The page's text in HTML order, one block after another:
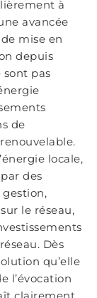
à
avancée
mise en
depuis
sont pas
de
locale,
des
le réseau,
Dès
qu’elle
l’évocation